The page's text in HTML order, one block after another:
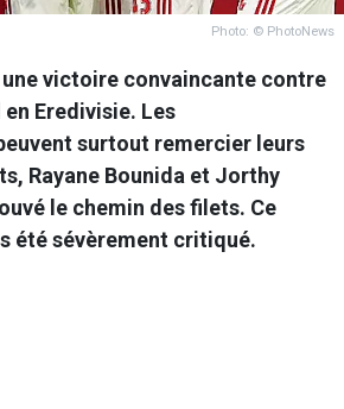
Photo: © PhotoNews
victoire convaincante contre
Eredivisie. Les
surtout remercier leurs
Rayane Bounida et Jorthy
le chemin des filets. Ce
été sévèrement critiqué.